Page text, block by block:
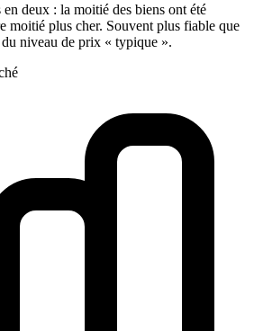
deux : la moitié des biens ont été
moitié plus cher. Souvent plus fiable que
niveau de prix « typique ».